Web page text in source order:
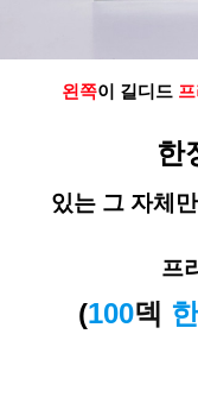
왼쪽이 길디드
한
있는 그 자체
프
(100덱